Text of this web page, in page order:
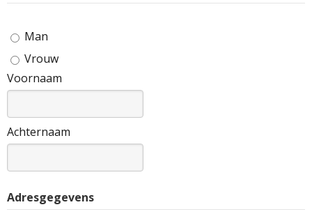
Man
Vrouw
Voornaam
Achternaam
Adresgegevens